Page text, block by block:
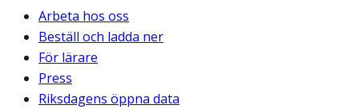
Arbeta hos oss
Beställ och ladda ner
För lärare
Press
Riksdagens öppna data